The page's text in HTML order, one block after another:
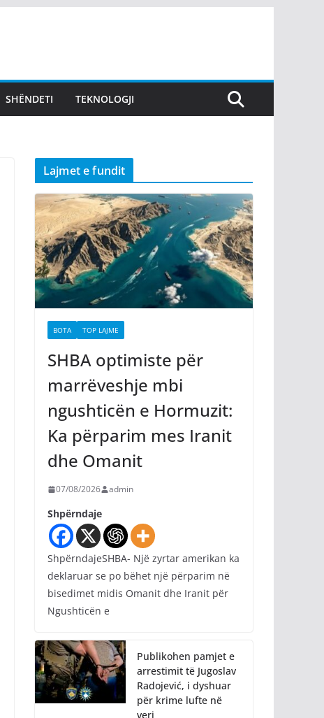
SHËNDETI TEKNOLOGJI
Lajmet e fundit
BOTA TOP LAJME
SHBA optimiste për
marrëveshje mbi
ngushticën e Hormuzit:
Ka përparim mes Iranit
dhe Omanit
07/08/2026 admin
Shpërndaje
ShpërndajeSHBA- Një zyrtar amerikan ka
deklaruar se po bëhet një përparim në
bisedimet midis Omanit dhe Iranit për
Ngushticën e
Publikohen pamjet e
arrestimit të Jugoslav
Radojević, i dyshuar
për krime lufte në
veri